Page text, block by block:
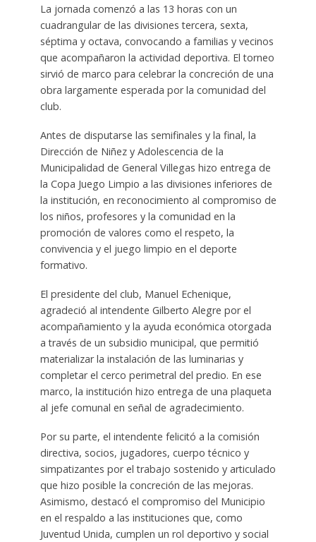
La jornada comenzó a las 13 horas con un
cuadrangular de las divisiones tercera, sexta,
séptima y octava, convocando a familias y vecinos
que acompañaron la actividad deportiva. El torneo
sirvió de marco para celebrar la concreción de una
obra largamente esperada por la comunidad del
club.
Antes de disputarse las semifinales y la final, la
Dirección de Niñez y Adolescencia de la
Municipalidad de General Villegas hizo entrega de
la Copa Juego Limpio a las divisiones inferiores de
la institución, en reconocimiento al compromiso de
los niños, profesores y la comunidad en la
promoción de valores como el respeto, la
convivencia y el juego limpio en el deporte
formativo.
El presidente del club, Manuel Echenique,
agradeció al intendente Gilberto Alegre por el
acompañamiento y la ayuda económica otorgada
a través de un subsidio municipal, que permitió
materializar la instalación de las luminarias y
completar el cerco perimetral del predio. En ese
marco, la institución hizo entrega de una plaqueta
al jefe comunal en señal de agradecimiento.
Por su parte, el intendente felicitó a la comisión
directiva, socios, jugadores, cuerpo técnico y
simpatizantes por el trabajo sostenido y articulado
que hizo posible la concreción de las mejoras.
Asimismo, destacó el compromiso del Municipio
en el respaldo a las instituciones que, como
Juventud Unida, cumplen un rol deportivo y social